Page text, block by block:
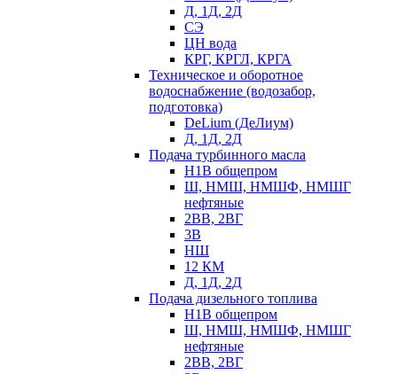
Д, 1Д, 2Д
СЭ
ЦН вода
КРГ, КРГЛ, КРГА
Техническое и оборотное
водоснабжение (водозабор,
подготовка)
DeLium (ДеЛиум)
Д, 1Д, 2Д
Подача турбинного масла
Н1В общепром
Ш, НМШ, НМШФ, НМШГ
нефтяные
2ВВ, 2ВГ
3В
НШ
12 КМ
Д, 1Д, 2Д
Подача дизельного топлива
Н1В общепром
Ш, НМШ, НМШФ, НМШГ
нефтяные
2ВВ, 2ВГ